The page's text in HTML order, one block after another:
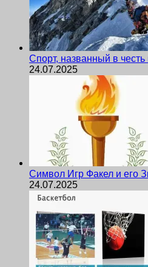
Спорт, названный в
24.07.2025
Символ Игр Факел и его
24.07.2025